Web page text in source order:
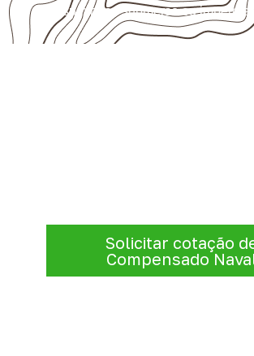
presumir uso submerso ou
Solicitar cotação
Compensado